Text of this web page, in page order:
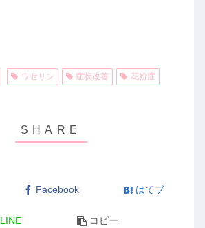
ワセリン 症状改善 花粉症
Facebook はてブ
LINE コピー